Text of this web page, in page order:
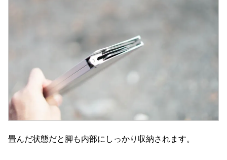
畳んだ状態だと脚も内部にしっかり収納されます。